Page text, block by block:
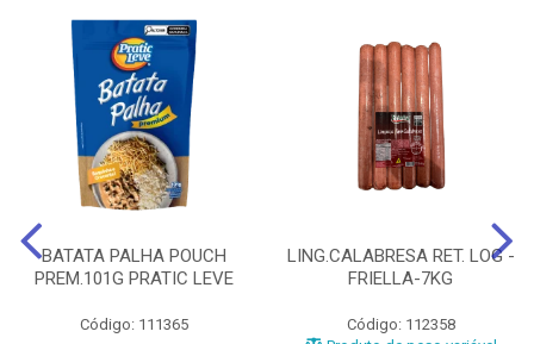
BATATA PALHA POUCH
PREM.101G PRATIC LEVE
Código: 111365
LING.CALABRESA RET. LOG -
FRIELLA-7KG
Código: 112358